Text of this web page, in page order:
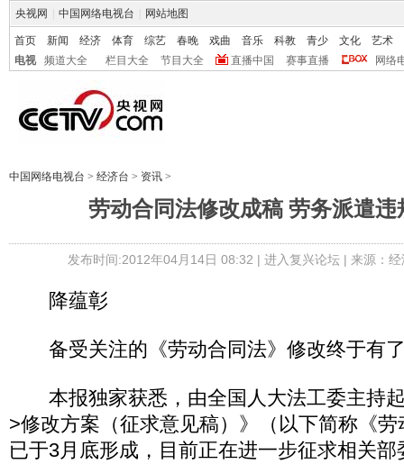
央视网 中国网络电视台 网站地图
首页 新闻 经济 体育 综艺 春晚 戏曲 音乐 科教 青少 文化
艺术
电视
频道大全 栏目大全 节目大全 直播中国 赛事直播 网络
中国网络电视台 > 经济台 > 资讯 >
劳动合同法修改成稿 劳务派遣违
发布时间:2012年04月14日 08:32 | 进入复兴论坛| 来源：
降蕴彰
备受关注的《劳动合同法》修改终于有
本报独家获悉，由全国人大法工委主持
>修改方案（征求意见稿）》（以下简称《
已于3月底形成，目前正在进一步征求相关